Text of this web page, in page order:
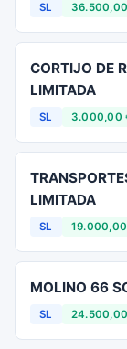
SL
CORTIJO DE
LIMITADA
SL 3.000,00
LIMITADA
SL
MOLINO 66
SL